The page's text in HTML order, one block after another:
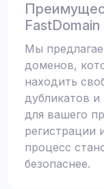
FastDomain
Мы
доменов,
находить
дубликатов
для вашего
регистрации
процесс
безопаснее.